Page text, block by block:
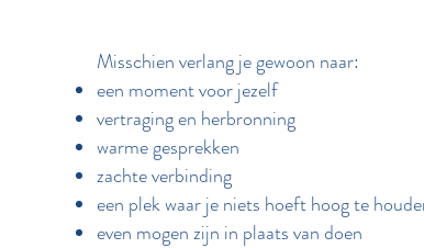
Misschien verlang je gewoon naar:
een moment voor jezelf
vertraging en herbronning
warme gesprekken
zachte verbinding
een plek waar je niets hoeft hoog te
even mogen zijn in plaats van doen